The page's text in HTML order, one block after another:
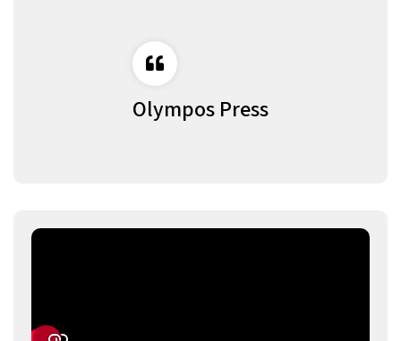
Olympos Press